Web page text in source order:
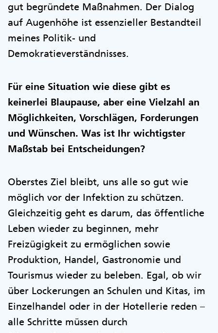
gut begründete Maßnahmen. Der Dialog
auf Augenhöhe ist essenzieller Bestandteil
meines Politik- und
Demokratieverständnisses.
Für eine Situation wie diese gibt es
keinerlei Blaupause, aber eine Vielzahl an
Möglichkeiten, Vorschlägen, Forderungen
und Wünschen. Was ist Ihr wichtigster
Maßstab bei Entscheidungen?
Oberstes Ziel bleibt, uns alle so gut wie
möglich vor der Infektion zu schützen.
Gleichzeitig geht es darum, das öffentliche
Leben wieder zu beginnen, mehr
Freizügigkeit zu ermöglichen sowie
Produktion, Handel, Gastronomie und
Tourismus wieder zu beleben. Egal, ob wir
über Lockerungen an Schulen und Kitas, im
Einzelhandel oder in der Hotellerie reden –
alle Schritte müssen durch